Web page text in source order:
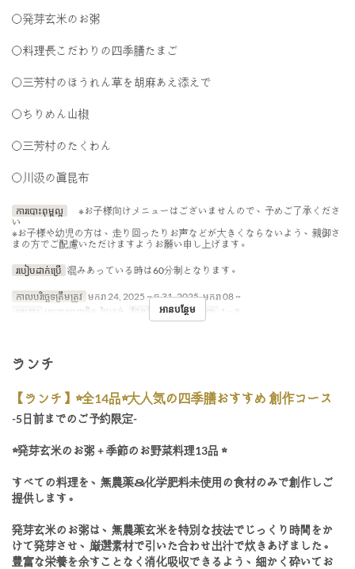
〇発芽玄米のお粥
〇料理長こだわりの四季膳たまご
〇三芳村のほうれん草を胡麻あえ添えで
〇ちりめん山椒
〇三芳村のたくわん
〇川汲の眞昆布
ការបោះពុម្ពល្អ
※お子様向けメニューはございませんので、予めご了承くださ
い
※お子様や幼児の方は、走り回ったりお声などが大きくならないよう、親御さ
まの方でご配慮いただけますようお願い申し上げます。
របៀបដាក់ប្រើ 混みあっている時は60分制となります。
កាលបរិច្ឆេទត្រឹមត្រូវ មករា 24, 2025 ~ ធ្នូ 31, 2025, មករា 08 ~
អាហារ
អាហារពេញចិត្ត, ថ្ងៃត្រង់ ដែនកំណត់ការបញ្ជាទិញ 1 ~ 8
អានបន្ថែម
ランチ
【ランチ】☆全14品☆大人気の四季膳おすすめ 創作コース
-5日前までのご予約限定-
☆発芽玄米のお粥 + 季節のお野菜料理13品 ☆
すべての料理を、無農薬＆化学肥料未使用の食材のみで創作しご
提供します。
発芽玄米のお粥は、無農薬玄米を特別な技法でじっくり時間をか
けて発芽させ、厳選素材で引いた合わせ出汁で炊きあげました。
豊富な栄養を余すことなく消化吸収できるよう、細かく砕いてお